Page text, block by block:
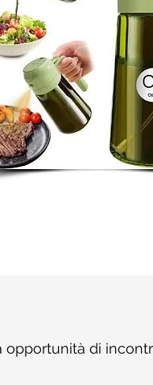
opportunità di